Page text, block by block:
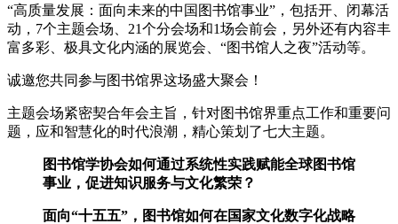
“高质量发展：面向未来的中国图书馆事业”，包括开、闭幕活
动，7个主题会场、21个分会场和1场会前会，另外还有内容丰
富多彩、极具文化内涵的展览会、“图书馆人之夜”活动等。
诚邀您共同参与图书馆界这场盛大聚会！
主题会场紧密契合年会主旨，针对图书馆界重点工作和重要问
题，应和智慧化的时代浪潮，精心策划了七大主题。
图书馆学协会如何通过系统性实践赋能全球图书馆
事业，促进知识服务与文化繁荣？
面向“十五五”，图书馆如何在国家文化数字化战略